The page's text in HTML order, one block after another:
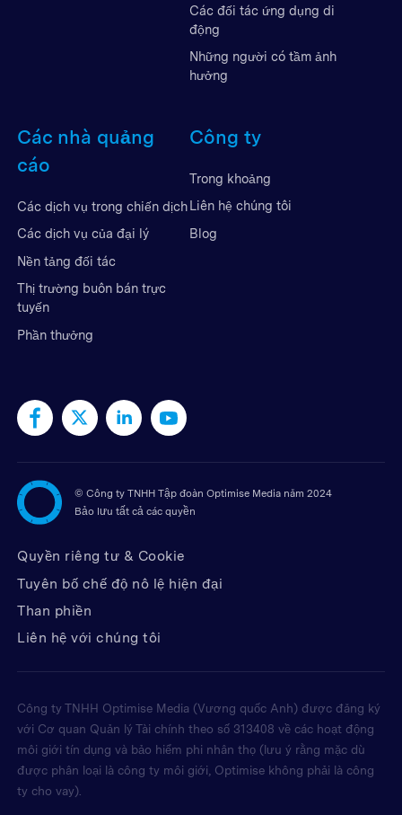
Các đối tác ứng dụng di
động
Những người có tầm ảnh
hưởng
Các nhà quảng
cáo
Các dịch vụ trong chiến dịch
Các dịch vụ của đại lý
Nền tảng đối tác
Thị trường buôn bán trực
tuyến
Phần thưởng
Công ty
Trong khoảng
Liên hệ chúng tôi
Blog
© Công ty TNHH Tập đoàn Optimise Media năm 2024
Bảo lưu tất cả các quyền
Quyền riêng tư & Cookie
Tuyên bố chế độ nô lệ hiện đại
Than phiền
Liên hệ với chúng tôi
Công ty TNHH Optimise Media (Vương quốc Anh) được đăng ký
với Cơ quan Quản lý Tài chính theo số 313408 về các hoạt động
môi giới tín dụng và bảo hiểm phi nhân thọ (lưu ý rằng mặc dù
được phân loại là công ty môi giới, Optimise không phải là công
ty cho vay).